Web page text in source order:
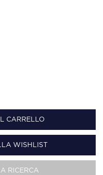
CARRELLO
WISHLIST
RICERCA